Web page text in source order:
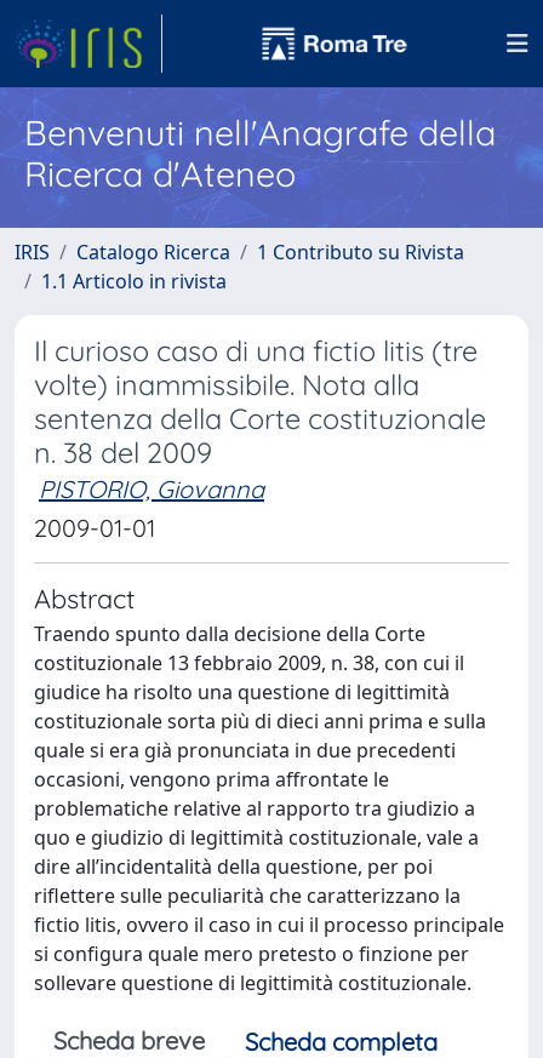
Benvenuti nell'Anagrafe della
Ricerca d'Ateneo
IRIS Catalogo Ricerca
1 Contributo su Rivista
1.1 Articolo in rivista
Il curioso caso di una fictio litis (tre
volte) inammissibile. Nota alla
sentenza della Corte costituzionale
n. 38 del 2009
PISTORIO, Giovanna
2009-01-01
Abstract
Traendo spunto dalla decisione della Corte
costituzionale 13 febbraio 2009, n. 38, con cui il
giudice ha risolto una questione di legittimità
costituzionale sorta più di dieci anni prima e sulla
quale si era già pronunciata in due precedenti
occasioni, vengono prima affrontate le
problematiche relative al rapporto tra giudizio a
quo e giudizio di legittimità costituzionale, vale a
dire all’incidentalità della questione, per poi
riflettere sulle peculiarità che caratterizzano la
fictio litis, ovvero il caso in cui il processo principale
si configura quale mero pretesto o finzione per
sollevare questione di legittimità costituzionale.
Scheda breve
Scheda completa